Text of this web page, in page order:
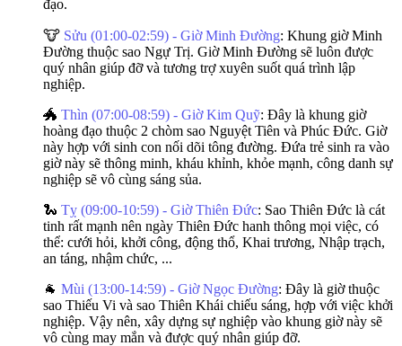
đạo.
🐮 Sửu (01:00-02:59) - Giờ Minh Đường: Khung giờ Minh
Đường thuộc sao Ngự Trị. Giờ Minh Đường sẽ luôn được
quý nhân giúp đỡ và tương trợ xuyên suốt quá trình lập
nghiệp.
🐲 Thìn (07:00-08:59) - Giờ Kim Quỹ: Đây là khung giờ
hoàng đạo thuộc 2 chòm sao Nguyệt Tiên và Phúc Đức. Giờ
này hợp với sinh con nối dõi tông đường. Đứa trẻ sinh ra vào
giờ này sẽ thông minh, kháu khỉnh, khỏe mạnh, công danh sự
nghiệp sẽ vô cùng sáng sủa.
🐍 Tỵ (09:00-10:59) - Giờ Thiên Đức: Sao Thiên Đức là cát
tinh rất mạnh nên ngày Thiên Đức hanh thông mọi việc, có
thể: cưới hỏi, khởi công, động thổ, Khai trương, Nhập trạch,
an táng, nhậm chức, ...
🐐 Mùi (13:00-14:59) - Giờ Ngọc Đường: Đây là giờ thuộc
sao Thiếu Vi và sao Thiên Khái chiếu sáng, hợp với việc khởi
nghiệp. Vậy nên, xây dựng sự nghiệp vào khung giờ này sẽ
vô cùng may mắn và được quý nhân giúp đỡ.